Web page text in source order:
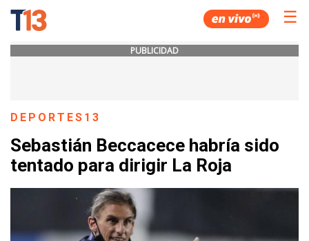
☰
PUBLICIDAD
DEPORTES13
Sebastián Beccacece habría sido
tentado para dirigir La Roja